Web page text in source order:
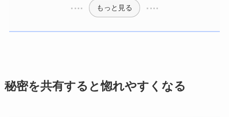
もっと見る
秘密を共有すると惚れやすくなる